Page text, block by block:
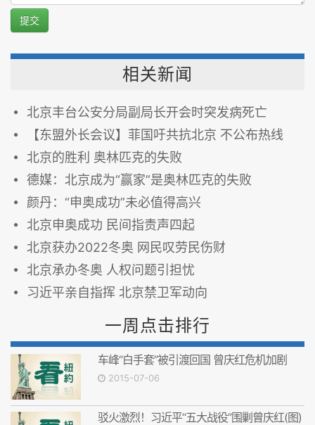
提交
相关新闻
北京丰台公安分局副局长开会时突发病死亡
【东盟外长会议】菲国吁共抗北京 不公布热线
北京的胜利 奥林匹克的失败
德媒：北京成为“赢家”是奥林匹克的失败
颜丹：“申奥成功”未必值得高兴
北京申奥成功 民间指责声四起
北京获办2022冬奥 网民叹劳民伤财
北京承办冬奥 人权问题引担忧
习近平亲自指挥 北京禁卫军动向
一周点击排行
车峰“白手套”被引渡回国 曾庆红危机加剧
2015-07-06
驳火激烈！习近平“五大战役”围剿曾庆红(图)